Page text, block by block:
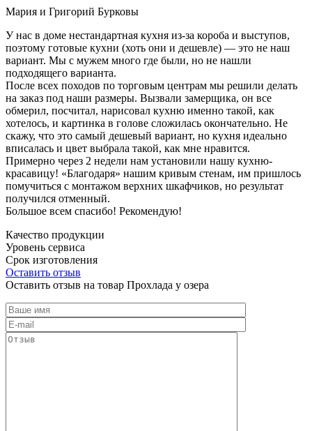
Мария и Григорий Бурковы
У нас в доме нестандартная кухня из-за короба и выступов,
поэтому готовые кухни (хоть они и дешевле) — это не наш
вариант. Мы с мужем много где были, но не нашли
подходящего варианта.
После всех походов по торговым центрам мы решили делать
на заказ под наши размеры. Вызвали замерщика, он все
обмерил, посчитал, нарисовал кухню именно такой, как
хотелось, и картинка в голове сложилась окончательно. Не
скажу, что это самый дешевый вариант, но кухня идеально
вписалась и цвет выбрала такой, как мне нравится.
Примерно через 2 недели нам установили нашу кухню-
красавицу! «Благодаря» нашим кривым стенам, им пришлось
помучиться с монтажом верхних шкафчиков, но результат
получился отменный.
Большое всем спасибо! Рекомендую!
Качество продукции
Уровень сервиса
Срок изготовления
Оставить отзыв
Оставить отзыв на товар Прохлада у озера